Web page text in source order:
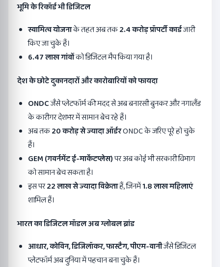
भूमि के रिकॉर्ड भी डिजिटल
स्वामित्व योजनाके तहत अब तक2.4करोड़ प्रॉपर्टी कार्डजारी
किए जा चुके हैं।
6.47लाख गांवोंको डिजिटल मैप किया गया है।
देश के छोटे दुकानदारों और कारोबारियों को फायदा
ONDCजैसे प्लेटफॉर्म की मदद से अब बनारसी बुनकर और नगालैंड
के कारीगर देशभर में सामान बेच रहे हैं।
अब तक20करोड़ से ज्यादा ऑर्डरONDC के जरिए पूरे हो चुके
हैं।
GEM (गवर्नमेंट ई-मार्केटप्लेस)पर अब कोई भी सरकारी विभाग
को सामान बेच सकता है।
इस पर22लाख से ज्यादा विक्रेताहैं, जिनमें1.8लाख महिलाएं
शामिल हैं।
भारत का डिजिटल मॉडल अब ग्लोबल ब्रांड
आधार,कोविन,डिजिलॉकर,फास्टैग,पीएम-वानीजैसे डिजिटल
प्लेटफॉर्म अब दुनिया में पहचान बना चुके हैं।